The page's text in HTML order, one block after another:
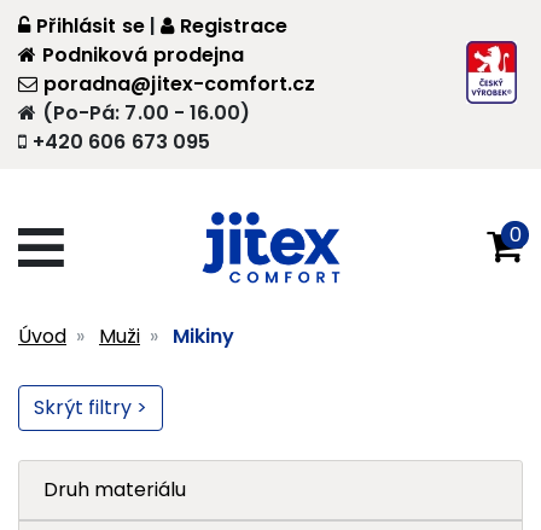
+420 606 673 095
(Po-Pá: 7.00 - 16.00)
poradna@jitex-comfort.cz
Přihlásit se |
Registrace
Podniková prodejna
0
Úvod Muži Mikiny
Skrýt filtry >
Druh materiálu